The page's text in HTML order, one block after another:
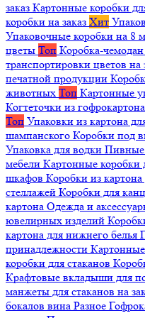
заказ Картонные коробки
коробки на заказ Хит
Упаковочные коробки на 8
цветы Топ Коробка-
транспортировки цветов на
печатной продукции
животных Топ Картонные
Когтеточки из гофрокартона
Топ Упаковки из картона
шампанского Коробки под
Упаковка для водки Пивные
мебели Картонные коробки
шкафов Коробки из картона
стеллажей Коробки для
картона Одежда и
ювелирных изделий
картона для нижнего белья
принадлежности
коробки для стаканов
Крафтовые вкладыши для
манжеты для стаканов на
бокалов вина Разное